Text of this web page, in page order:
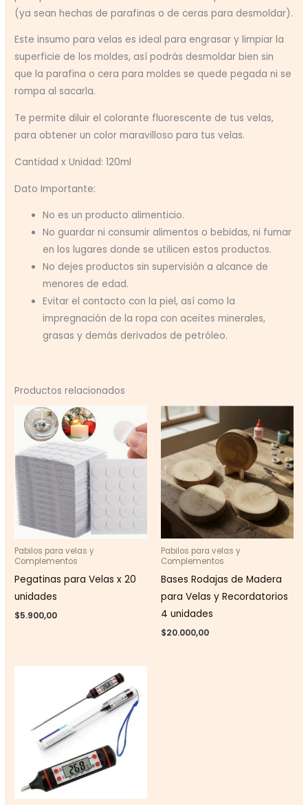
(ya sean hechas de parafinas o de ceras para desmoldar).
Este insumo para velas es ideal para engrasar y limpiar la
superficie de los moldes, así podrás desmoldar bien sin
que la parafina o cera para moldes se quede pegada ni se
rompa al sacarla.
Te permite diluir el colorante fluorescente de tus velas,
para obtener un color maravilloso para tus velas.
Cantidad x Unidad: 120ml
Dato Importante:
No es un producto alimenticio.
No guardar ni consumir alimentos o bebidas, ni fumar
en los lugares donde se utilicen estos productos.
No dejes productos sin supervisión a alcance de
menores de edad.
Evitar el contacto con la piel, así como la
impregnación de la ropa con aceites minerales,
grasas y demás derivados de petróleo.
Productos relacionados
Pabilos para velas y
Complementos
Pegatinas para Velas x 20
unidades
$5.900,00
Pabilos para velas y
Complementos
Bases Rodajas de Madera
para Velas y Recordatorios
4 unidades
$20.000,00